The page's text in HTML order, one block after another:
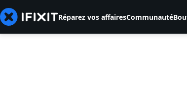
Réparez vos affairesCommunauté